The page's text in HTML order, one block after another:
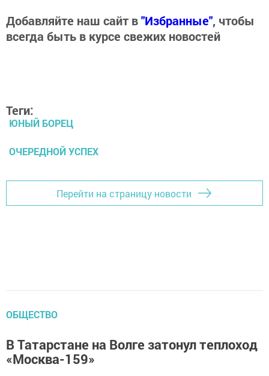
Добавляйте наш сайт в"Избранные", чтобы
всегда быть в курсе свежих новостей
Теги:
ЮНЫЙ БОРЕЦ
ОЧЕРЕДНОЙ УСПЕХ
Перейти на страницу новости
ОБЩЕСТВО
В Татарстане на Волге затонул теплоход
«Москва-159»